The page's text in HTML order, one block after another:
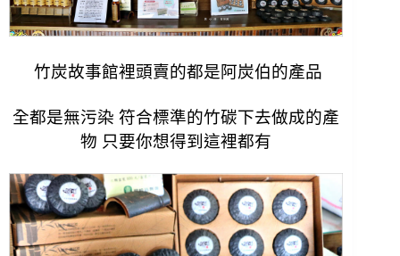
竹炭故事館裡頭賣的都是阿炭伯的產品
全都是無污染 符合標準的竹碳下去做成的產
物 只要你想得到這裡都有